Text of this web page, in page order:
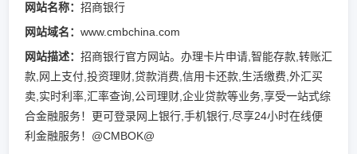
网站名称： 招商银行
网站域名： www.cmbchina.com
网站描述： 招商银行官方网站。办理卡片申请,智能存款,转账汇
款,网上支付,投资理财,贷款消费,信用卡还款,生活缴费,外汇买
卖,实时利率,汇率查询,公司理财,企业贷款等业务,享受一站式综
合金融服务！更可登录网上银行,手机银行,尽享24小时在线便
利金融服务！@CMBOK@